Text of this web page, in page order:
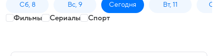
Сб, 8 Вс, 9 Сегодня Вт, 11
Фильмы Сериалы Спорт